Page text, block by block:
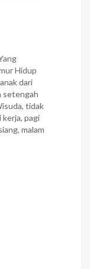
Hidup
dari
setengah
tidak
kerja, pagi
malam
malam.